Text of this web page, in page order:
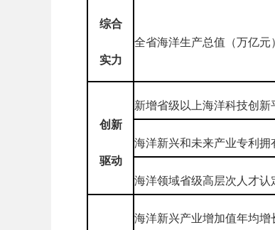
综合
实力
全省海洋生产总值（万亿元
创新
驱动
新增省级以上海洋科技创新
海洋新兴和未来产业专利拥
海洋领域省级高层次人才认
海洋新兴产业增加值年均增